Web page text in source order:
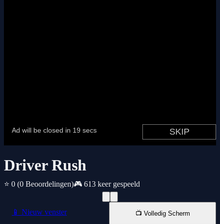
Driver Rush
⭐ 0 (0 Beoordelingen)🎮 613 keer gespeeld
📱 Nieuw venster 📺 Volledig Scherm